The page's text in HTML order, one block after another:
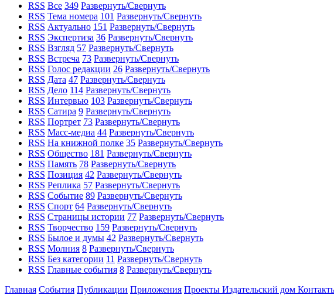
RSS Все 349 Развернуть/Свернуть
RSS Тема номера 101 Развернуть/Свернуть
RSS Актуально 151 Развернуть/Свернуть
RSS Экспертиза 36 Развернуть/Свернуть
RSS Взгляд 57 Развернуть/Свернуть
RSS Встреча 73 Развернуть/Свернуть
RSS Голос редакции 26 Развернуть/Свернуть
RSS Дата 47 Развернуть/Свернуть
RSS Дело 114 Развернуть/Свернуть
RSS Интервью 103 Развернуть/Свернуть
RSS Сатира 9 Развернуть/Свернуть
RSS Портрет 73 Развернуть/Свернуть
RSS Масс-медиа 44 Развернуть/Свернуть
RSS На книжной полке 35 Развернуть/Свернуть
RSS Общество 181 Развернуть/Свернуть
RSS Память 78 Развернуть/Свернуть
RSS Позиция 42 Развернуть/Свернуть
RSS Реплика 57 Развернуть/Свернуть
RSS Событие 89 Развернуть/Свернуть
RSS Спорт 64 Развернуть/Свернуть
RSS Страницы истории 77 Развернуть/Свернуть
RSS Творчество 159 Развернуть/Свернуть
RSS Былое и думы 42 Развернуть/Свернуть
RSS Молния 8 Развернуть/Свернуть
RSS Без категории 11 Развернуть/Свернуть
RSS Главные события 8 Развернуть/Свернуть
Главная События Публикации Приложения Проекты Издательский дом